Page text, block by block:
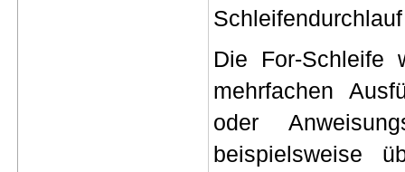
Die For-Schleife
mehrfachen
oder
beispielsweise